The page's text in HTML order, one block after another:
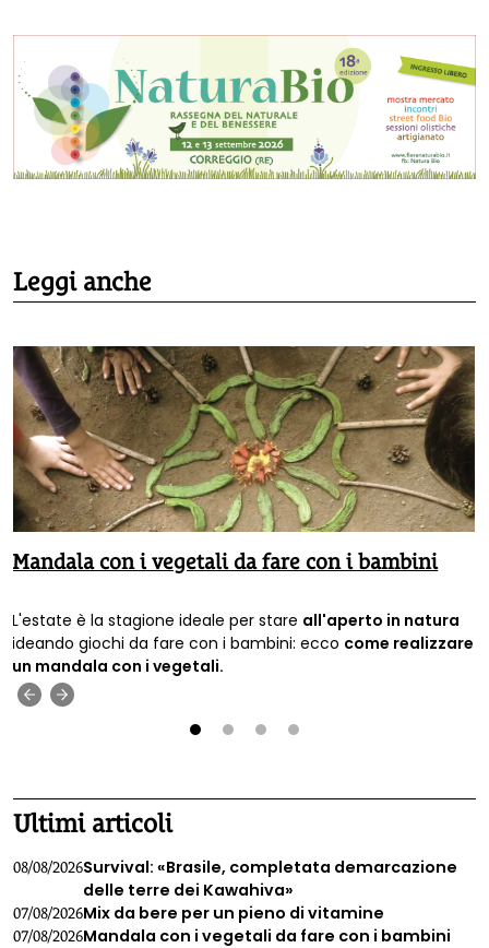
Leggi anche
Mandala con i vegetali da fare con i bambini
L'estate è la stagione ideale per stare all'aperto in natura
ideando giochi da fare con i bambini: ecco come realizzare
un mandala con i vegetali.
Ultimi articoli
08/08/2026Survival: «Brasile, completata demarcazione
delle terre dei Kawahiva»
07/08/2026Mix da bere per un pieno di vitamine
07/08/2026Mandala con i vegetali da fare con i bambini